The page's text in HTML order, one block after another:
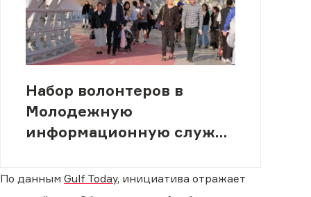
Набор волонтеров в
Молодежную
информационную службу
По данным Gulf Today, инициатива отражает